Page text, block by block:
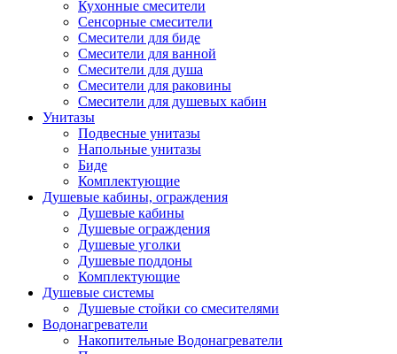
Кухонные смесители
Сенсорные смесители
Смесители для биде
Смесители для ванной
Смесители для душа
Смесители для раковины
Смесители для душевых кабин
Унитазы
Подвесные унитазы
Напольные унитазы
Биде
Комплектующие
Душевые кабины, ограждения
Душевые кабины
Душевые ограждения
Душевые уголки
Душевые поддоны
Комплектующие
Душевые системы
Душевые стойки со смесителями
Водонагреватели
Накопительные Водонагреватели